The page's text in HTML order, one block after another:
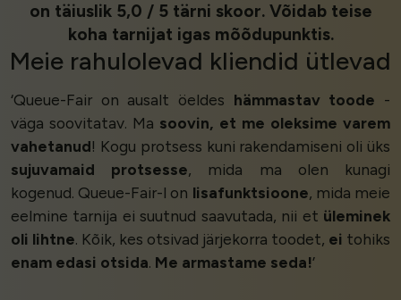
on täiuslik 5,0 / 5 tärni skoor. Võidab teise
koha tarnijat igas mõõdupunktis.
Meie rahulolevad kliendid ütlevad
‘Queue-Fair on ausalt öeldes hämmastav toode -
väga soovitatav. Ma soovin, et me oleksime varem
vahetanud! Kogu protsess kuni rakendamiseni oli üks
sujuvamaid protsesse, mida ma olen kunagi
kogenud. Queue-Fair-l on lisafunktsioone, mida meie
eelmine tarnija ei suutnud saavutada, nii et üleminek
oli lihtne. Kõik, kes otsivad järjekorra toodet, ei tohiks
enam edasi otsida. Me armastame seda!’